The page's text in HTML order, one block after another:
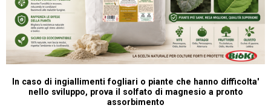
In caso di ingiallimenti fogliari o piante che hanno difficolta'
nello sviluppo, prova il solfato di magnesio a pronto
assorbimento